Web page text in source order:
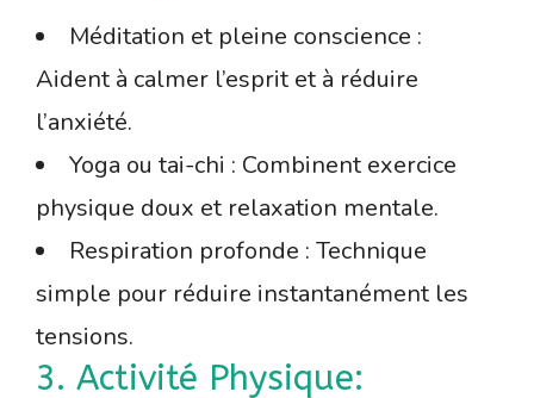
Méditation et pleine conscience :
Aident à calmer l’esprit et à réduire
l’anxiété.
Yoga ou tai-chi : Combinent exercice
physique doux et relaxation mentale.
Respiration profonde : Technique
simple pour réduire instantanément les
tensions.
3. Activité Physique: